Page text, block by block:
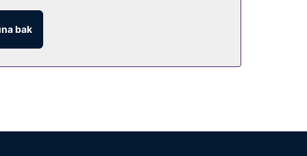
24 saat oda servisi imkanı da
ücretli açık büfe kahvaltı servisi
bak